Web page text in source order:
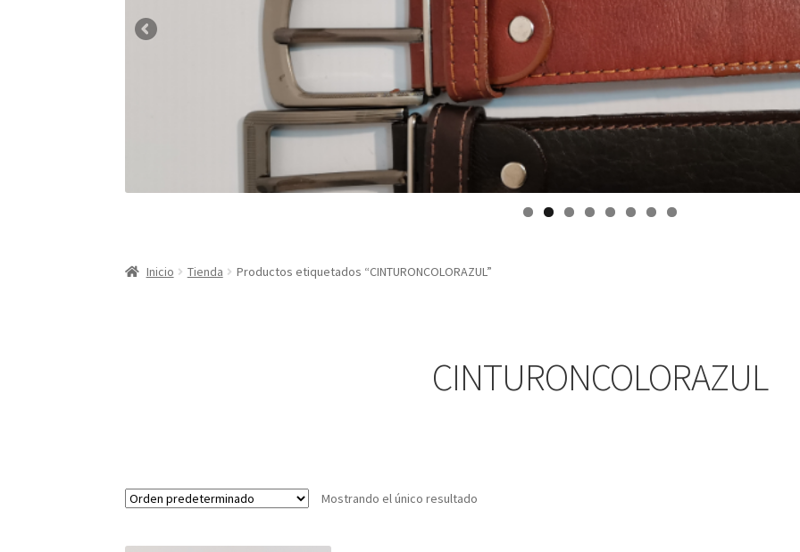
Inicio Tienda Productos etiquetados “CINTURONCOLORAZUL”
CINTURONCOLORAZUL
Mostrando el único resultado